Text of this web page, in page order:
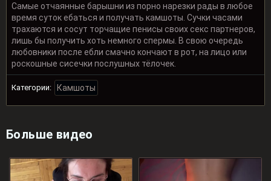
Самые отчаянные барышни из порно нарезки рады в любое
время суток ебаться и получать камшоты. Сучки часами
трахаются и сосут торчащие пенисы своих секс партнеров,
лишь бы получить хоть немного спермы. В свою очередь
любовники после ебли смачно кончают в рот, на лицо или
роскошные сисечки послушных тёлочек.
Категории: Камшоты
Больше видео